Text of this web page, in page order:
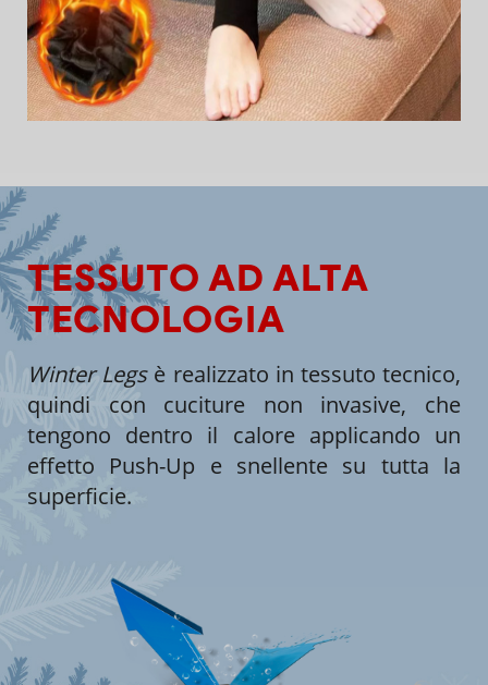
TESSUTO AD ALTA
TECNOLOGIA
Winter Legsè realizzato in tessuto tecnico,
quindi con cuciture non invasive, che
tengono dentro il calore applicando un
effetto Push-Up e snellente su tutta la
superficie.